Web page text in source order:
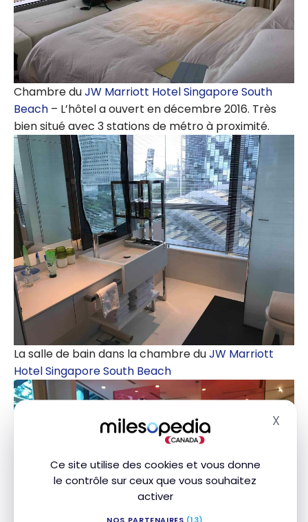
Ce site utilise des cookies et vous donne
le contrôle sur ceux que vous souhaitez
activer
NOS PARTENAIRES (13)
X
Chambre duJW Marriott Hotel Singapore South
Beach – L’hôtel a ouvert en décembre 2016. Très
bien situé avec 3 stations de métro à proximité.
La salle de bain dans la chambre duJW Marriott
Hotel Singapore South Beach